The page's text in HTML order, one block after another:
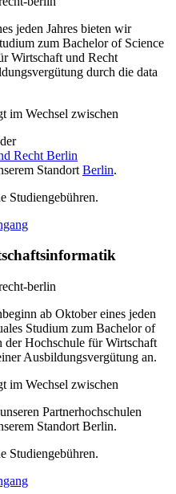
jeden Jahres bieten wir
zum Bachelor of Science
Wirtschaft und Recht
durch die data
im Wechsel zwischen
Recht Berlin
Standort Berlin.
Studiengebühren.
ab Oktober eines jeden
Studium zum Bachelor of
der Hochschule für Wirtschaft
Ausbildungsvergütung an.
im Wechsel zwischen
Partnerhochschulen
Standort Berlin.
Studiengebühren.